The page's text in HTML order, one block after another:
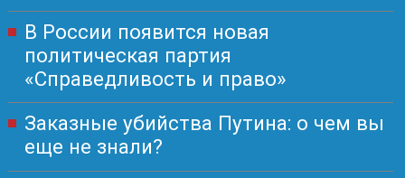
В России появится новая
политическая партия
«Справедливость и право»
Заказные убийства Путина: о чем вы
еще не знали?